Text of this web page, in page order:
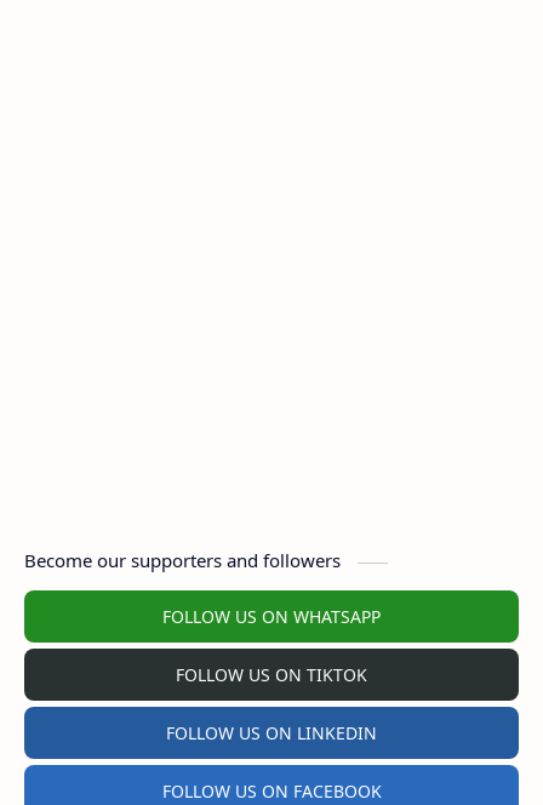
Become our supporters and followers
FOLLOW US ON WHATSAPP
FOLLOW US ON TIKTOK
FOLLOW US ON LINKEDIN
FOLLOW US ON FACEBOOK